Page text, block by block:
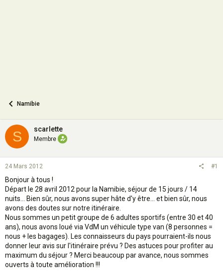
Namibie
S scarlette
Membre
24 Mars 2012 #1
Bonjour à tous !
Départ le 28 avril 2012 pour la Namibie, séjour de 15 jours / 14
nuits... Bien sûr, nous avons super hâte d'y être... et bien sûr, nous
avons des doutes sur notre itinéraire.
Nous sommes un petit groupe de 6 adultes sportifs (entre 30 et 40
ans), nous avons loué via VdM un véhicule type van (8 personnes =
nous + les bagages). Les connaisseurs du pays pourraient-ils nous
donner leur avis sur l'itinéraire prévu ? Des astuces pour profiter au
maximum du séjour ? Merci beaucoup par avance, nous sommes
ouverts à toute amélioration !!!